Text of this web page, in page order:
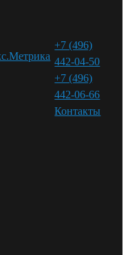
+7 (496)
442-04-50
+7 (496)
442-06-66
Контакты⁠